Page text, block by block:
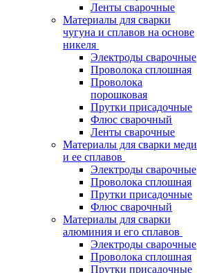
Ленты сварочные
Материалы для сварки
чугуна и сплавов на основе
никеля
Электроды сварочные
Проволока сплошная
Проволока
порошковая
Прутки присадочные
Флюс сварочный
Ленты сварочные
Материалы для сварки меди
и ее сплавов
Электроды сварочные
Проволока сплошная
Прутки присадочные
Флюс сварочный
Материалы для сварки
алюминия и его сплавов
Электроды сварочные
Проволока сплошная
Прутки присадочные